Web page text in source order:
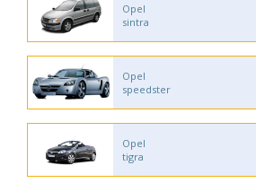
Opel
sintra
Opel
speedster
Opel
tigra